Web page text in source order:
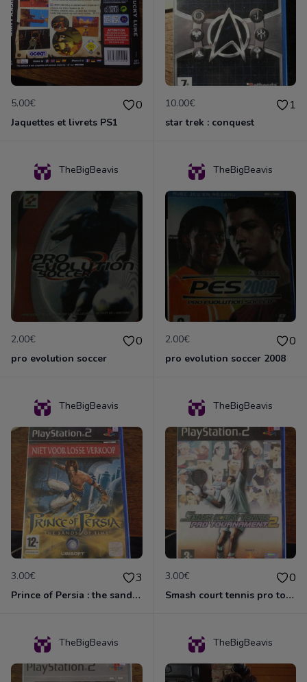
5.00€ 0
Jaquettes et livrets PS1
10.00€ 1
star trek : conquest
TheBigBeavis
2.00€ 0
pro evolution soccer
TheBigBeavis
2.00€ 0
pro evolution soccer 2008
TheBigBeavis
3.00€ 3
Prince of Persia : the sands of time
TheBigBeavis
3.00€ 0
Smash court tennis pro tournament 2
TheBigBeavis TheBigBeavis